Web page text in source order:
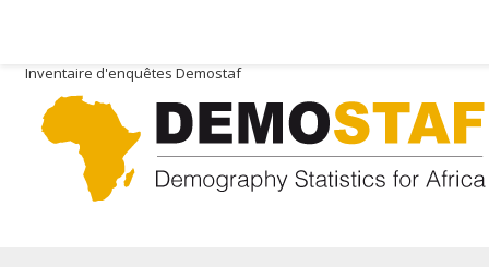
Inventaire d'enquêtes Demostaf